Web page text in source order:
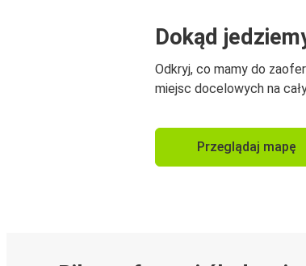
Dokąd
Odkryj, co mamy do
miejsc docelowych na
Przeglądaj mapę